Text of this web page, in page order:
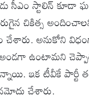
సీఎం స్టాలిన్ కూడా
చికిత్స
చేశారు. అనుకోని
అండగా ఉంటామని
ఇక టీవీకే పార్టీ
నమోదు చేశారు.